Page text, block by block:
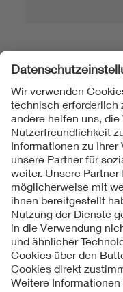
Folgen Sie uns
Kontakt
Impressum
Datenschutzinformationen